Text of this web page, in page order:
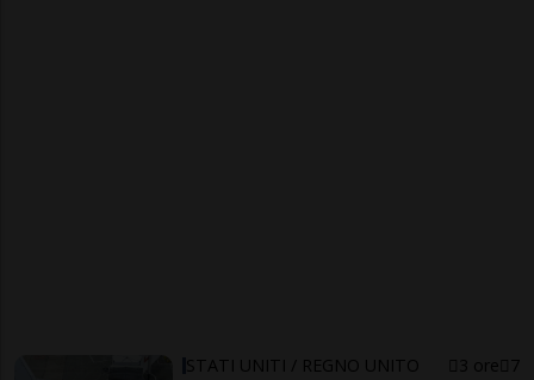
STATI UNITI / REGNO UNITO 3 ore 7